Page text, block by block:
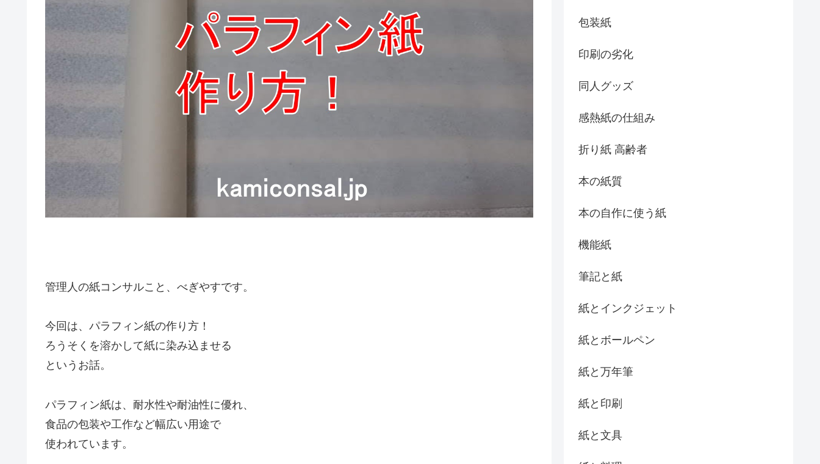
管理人の紙コンサルこと、べぎやすです。
今回は、パラフィン紙の作り方！
ろうそくを溶かして紙に染み込ませる
というお話。
パラフィン紙は、耐水性や耐油性に優れ、
食品の包装や工作など幅広い用途で
使われています。
包装紙
印刷の劣化
同人グッズ
感熱紙の仕組み
折り紙 高齢者
本の紙質
本の自作に使う紙
機能紙
筆記と紙
紙とインクジェット
紙とボールペン
紙と万年筆
紙と印刷
紙と文具